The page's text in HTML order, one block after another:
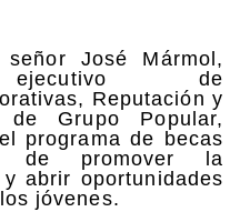
José Mármol,
ejecutivo de
Reputación y
de Grupo Popular,
programa de becas
de promover la
abrir oportunidades
jóvenes.